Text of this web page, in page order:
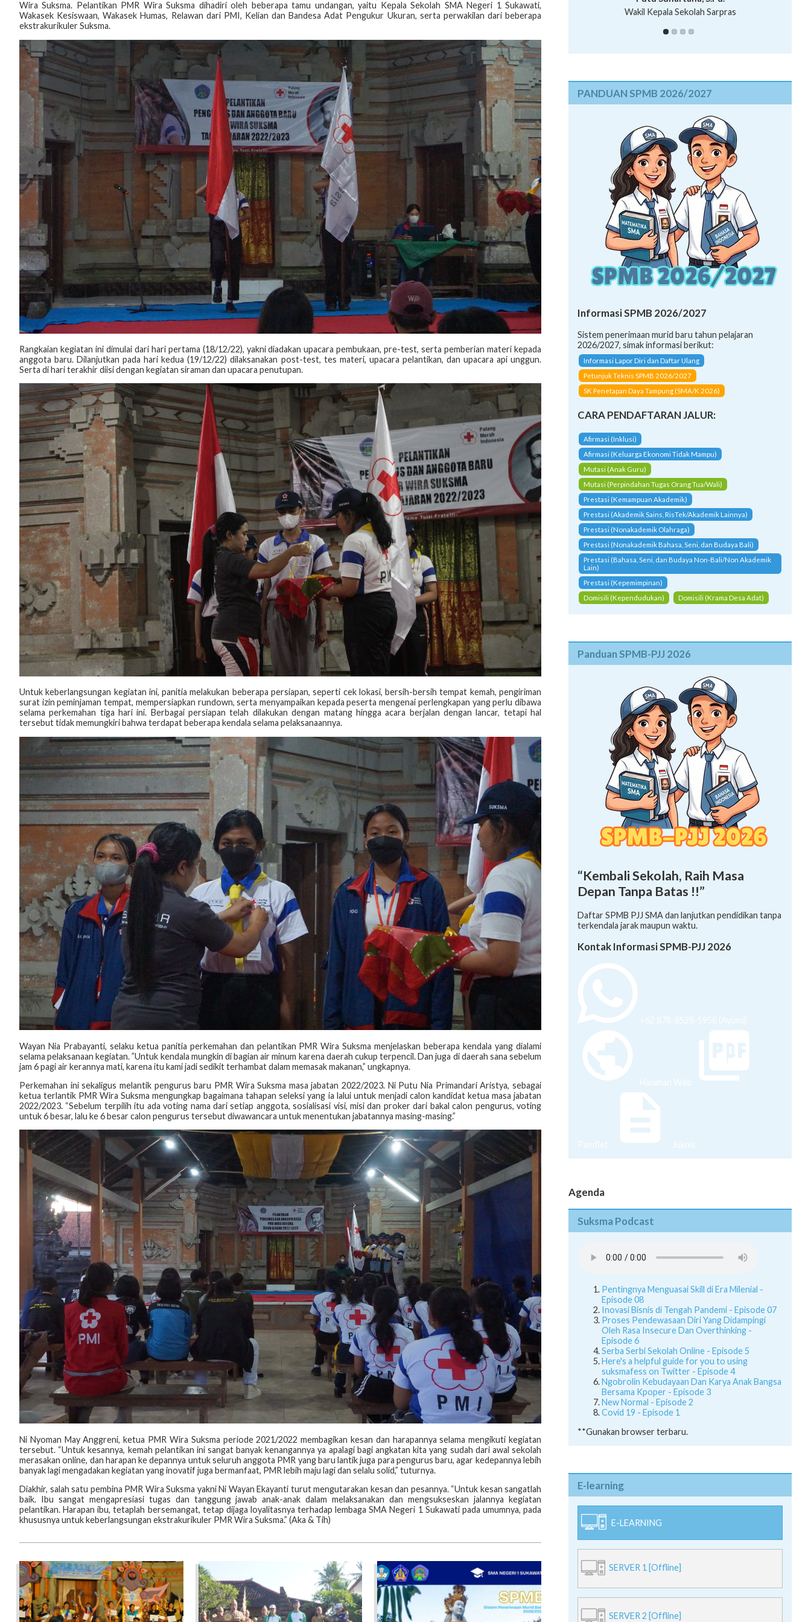
Wira Suksma. Pelantikan PMR Wira Suksma dihadiri oleh beberapa tamu undangan, yaitu Kepala Sekolah SMA Negeri 1 Sukawati,
Wakasek Kesiswaan, Wakasek Humas, Relawan dari PMI, Kelian dan Bandesa Adat Pengukur Ukuran, serta perwakilan dari beberapa
ekstrakurikuler Suksma.
Rangkaian kegiatan ini dimulai dari hari pertama (18/12/22), yakni diadakan upacara pembukaan, pre-test, serta pemberian materi kepada
anggota baru. Dilanjutkan pada hari kedua (19/12/22) dilaksanakan post-test, tes materi, upacara pelantikan, dan upacara api unggun.
Serta di hari terakhir diisi dengan kegiatan siraman dan upacara penutupan.
Untuk keberlangsungan kegiatan ini, panitia melakukan beberapa persiapan, seperti cek lokasi, bersih-bersih tempat kemah, pengiriman
surat izin peminjaman tempat, mempersiapkan rundown, serta menyampaikan kepada peserta mengenai perlengkapan yang perlu dibawa
selama perkemahan tiga hari ini. Berbagai persiapan telah dilakukan dengan matang hingga acara berjalan dengan lancar, tetapi hal
tersebut tidak memungkiri bahwa terdapat beberapa kendala selama pelaksanaannya.
Wayan Nia Prabayanti, selaku ketua panitia perkemahan dan pelantikan PMR Wira Suksma menjelaskan beberapa kendala yang dialami
selama pelaksanaan kegiatan. ”Untuk kendala mungkin di bagian air minum karena daerah cukup terpencil. Dan juga di daerah sana sebelum
jam 6 pagi air kerannya mati, karena itu kami jadi sedikit terhambat dalam memasak makanan,” ungkapnya.
Perkemahan ini sekaligus melantik pengurus baru PMR Wira Suksma masa jabatan 2022/2023. Ni Putu Nia Primandari Aristya, sebagai
ketua terlantik PMR Wira Suksma mengungkap bagaimana tahapan seleksi yang ia lalui untuk menjadi calon kandidat ketua masa jabatan
2022/2023. “Sebelum terpilih itu ada voting nama dari setiap anggota, sosialisasi visi, misi dan proker dari bakal calon pengurus, voting
untuk 6 besar, lalu ke 6 besar calon pengurus tersebut diwawancara untuk menentukan jabatannya masing-masing.”
Ni Nyoman May Anggreni, ketua PMR Wira Suksma periode 2021/2022 membagikan kesan dan harapannya selama mengikuti kegiatan
tersebut. “Untuk kesannya, kemah pelantikan ini sangat banyak kenangannya ya apalagi bagi angkatan kita yang sudah dari awal sekolah
merasakan online, dan harapan ke depannya untuk seluruh anggota PMR yang baru lantik juga para pengurus baru, agar kedepannya lebih
banyak lagi mengadakan kegiatan yang inovatif juga bermanfaat, PMR lebih maju lagi dan selalu solid,” tuturnya.
Diakhir, salah satu pembina PMR Wira Suksma yakni Ni Wayan Ekayanti turut mengutarakan kesan dan pesannya. “Untuk kesan sangatlah
baik. Ibu sangat mengapresiasi tugas dan tanggung jawab anak-anak dalam melaksanakan dan mengsukseskan jalannya kegiatan
pelantikan. Harapan ibu, tetaplah bersemangat, tetap dijaga loyalitasnya terhadap lembaga SMA Negeri 1 Sukawati pada umumnya, pada
khususnya untuk keberlangsungan ekstrakurikuler PMR Wira Suksma.” (Aka & Tih)
Sistem penerimaan murid baru tahun pelajaran
Informasi Lapor Diri dan Daftar Ulang
Petunjuk Teknis SPMB 2026/2027
SK Penetapan Daya Tampung (SMA/K 2026)
CARA PENDAFTARAN JALUR:
Afirmasi (Inklusi)
Afirmasi (Keluarga Ekonomi Tidak Mampu)
Mutasi (Anak Guru)
Mutasi (Perpindahan Tugas Orang Tua/Wali)
Prestasi (Kemampuan Akademik)
Prestasi (Akademik Sains, RisTek/Akademik Lainnya)
Prestasi (Nonakademik Olahraga)
Prestasi (Nonakademik Bahasa, Seni, dan Budaya Bali)
Prestasi (Bahasa, Seni, dan Budaya Non-Bali/Non Akademik
Lain)
Prestasi (Kepemimpinan)
Domisili (Kependudukan)
Depan Tanpa Batas !!”
Daftar SPMB PJJ SMA dan lanjutkan pendidikan tanpa
Kontak Informasi SPMB-PJJ 2026
Inovasi Bisnis di Tengah Pandemi - Episode 07
Proses Pendewasaan Diri Yang Didampingi
Oleh Rasa Insecure Dan Overthinking -
Episode 6
Serba Serbi Sekolah Online - Episode 5
Here's a helpful guide for you to using
suksmafess on Twitter - Episode 4
Ngobrolin Kebudayaan Dan Karya Anak Bangsa
Bersama Kpoper - Episode 3
New Normal - Episode 2
Covid 19 - Episode 1
**Gunakan browser terbaru.
E-LEARNING
SERVER 1 [Offline]
SERVER 2 [Offline]